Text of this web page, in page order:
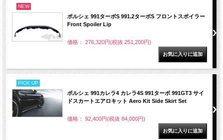
NEW
ポルシェ 991ターボS 991.2ターボS フロントスポイラー
Front Spoiler Lip
価格： 276,320円(税抜 251,200円)
PICK UP
ポルシェ 991カレラ4 カレラ4S 991ターボ 991GT3 サイ
ドスカートエアロキット Aero Kit Side Skirt Set
価格： 92,400円(税抜 84,000円)